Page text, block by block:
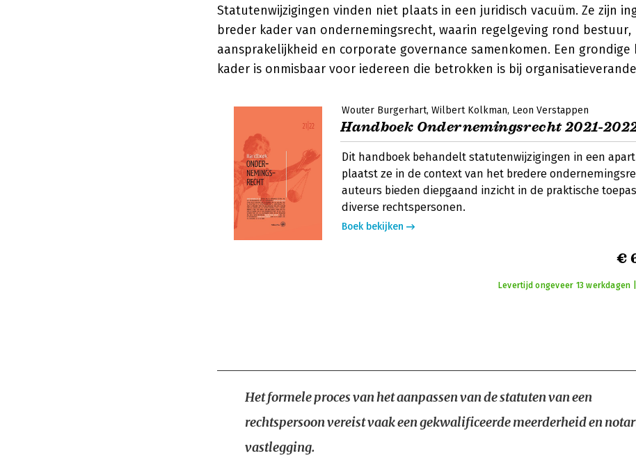
Statutenwijzigingen vinden niet plaats in een juridisch vacuüm. Ze zijn
breder kader van ondernemingsrecht, waarin regelgeving rond bestuur,
aansprakelijkheid en corporate governance samenkomen. Een grondige
kader is onmisbaar voor iedereen die betrokken is bij
Wouter Burgerhart Wilbert Kolkman Leon Verstappen
Handboek Ondernemingsrecht 2021-
Dit handboek behandelt statutenwijzigingen in een
plaatst ze in de context van het bredere
auteurs bieden diepgaand inzicht in de praktische
diverse rechtspersonen.
Boek bekijken
€
Levertijd ongeveer 13 werkdagen
Het formele proces van het aanpassen van de statuten van een
rechtspersoon vereist vaak een gekwalificeerde meerderheid en
vastlegging.